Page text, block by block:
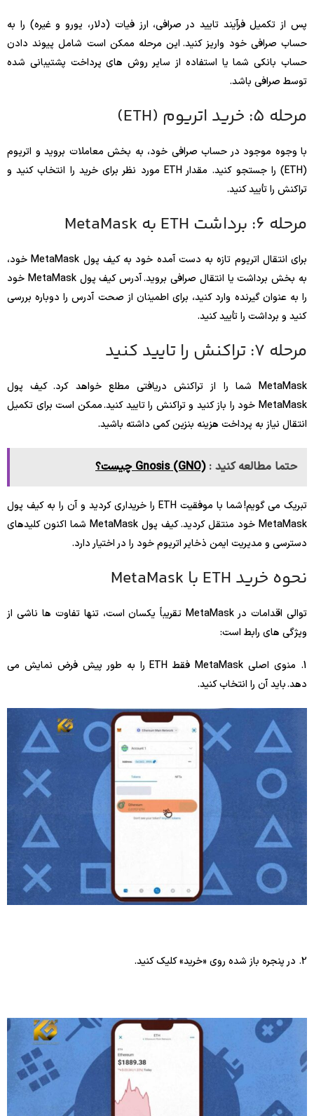
پس از تکمیل فرآیند تایید در صرافی، ارز فیات (دلار، یورو و غیره) را به
حساب صرافی خود واریز کنید. این مرحله ممکن است شامل پیوند دادن
حساب بانکی شما یا استفاده از سایر روش های پرداخت پشتیبانی شده
توسط صرافی باشد.
مرحله 5: خرید اتریوم (ETH)
با وجوه موجود در حساب صرافی خود، به بخش معاملات بروید و اتریوم
(ETH) را جستجو کنید. مقدار ETH مورد نظر برای خرید را انتخاب کنید و
تراکنش را تأیید کنید.
مرحله 6: برداشت ETH به MetaMask
برای انتقال اتریوم تازه به دست آمده خود به کیف پول MetaMask خود،
به بخش برداشت یا انتقال صرافی بروید. آدرس کیف پول MetaMask خود
را به عنوان گیرنده وارد کنید، برای اطمینان از صحت آدرس را دوباره بررسی
کنید و برداشت را تأیید کنید.
مرحله 7: تراکنش را تایید کنید
MetaMask شما را از تراکنش دریافتی مطلع خواهد کرد. کیف پول
MetaMask خود را باز کنید و تراکنش را تایید کنید. ممکن است برای تکمیل
انتقال نیاز به پرداخت هزینه بنزین کمی داشته باشید.
حتما مطالعه کنید : Gnosis (GNO) چیست؟
تبریک می گویم! شما با موفقیت ETH را خریداری کردید و آن را به کیف پول
MetaMask خود منتقل کردید. کیف پول MetaMask شما اکنون کلیدهای
دسترسی و مدیریت ایمن ذخایر اتریوم خود را در اختیار دارد.
نحوه خرید ETH با MetaMask
توالی اقدامات در MetaMask تقریباً یکسان است، تنها تفاوت ها ناشی از
ویژگی های رابط است:
1. منوی اصلی MetaMask فقط ETH را به طور پیش فرض نمایش می
دهد. باید آن را انتخاب کنید.
2. در پنجره باز شده روی «خرید» کلیک کنید.